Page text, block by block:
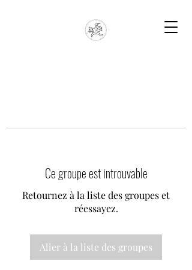
Ce groupe est introuvable
Retournez à la liste des groupes et
réessayez.
Aller à la liste des groupes